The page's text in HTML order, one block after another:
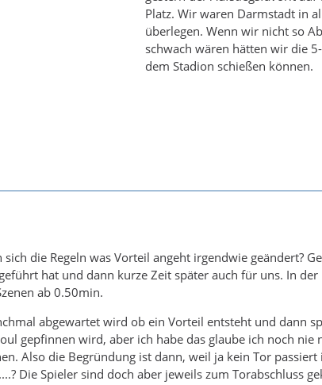
Platz. Wir waren Darmstadt in
überlegen. Wenn wir nicht so
schwach wären hätten wir die
dem Stadion schießen können.
sich die Regeln was Vorteil angeht irgendwie geändert?
hat und dann kurze Zeit später auch für uns. In der
ab 0.50min.
abgewartet wird ob ein Vorteil entsteht und dann
gepfinnen wird, aber ich habe das glaube ich noch nie
Also die Begründung ist dann, weil ja kein Tor passiert
Die Spieler sind doch aber jeweils zum Torabschluss